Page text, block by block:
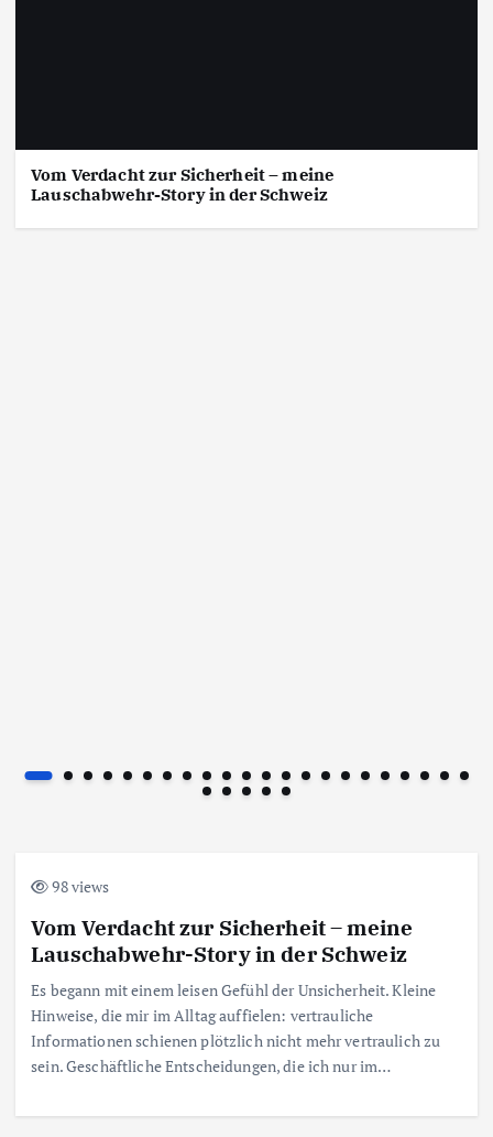
Was sind die Risiken, ausspioniert zu werden
und wie können sie gemindert werden?
Vom Verdacht zur Sicherheit – meine
Lauschabwehr-Story in der Schweiz
98 views
Vom Verdacht zur Sicherheit – meine
Lauschabwehr-Story in der Schweiz
Es begann mit einem leisen Gefühl der Unsicherheit. Kleine
Hinweise, die mir im Alltag auffielen: vertrauliche
Informationen schienen plötzlich nicht mehr vertraulich zu
sein. Geschäftliche Entscheidungen, die ich nur im…